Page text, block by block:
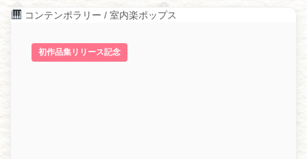
コンテンポラリー / 室内楽ポップス
初作品集リリース記念